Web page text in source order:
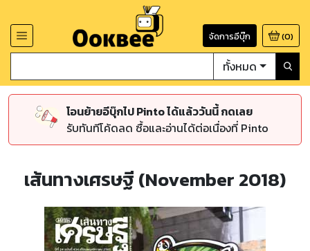
จัดการอีบุ๊ก (0)
ทั้งหมด
โอนย้ายอีบุ๊กไป Pinto ได้แล้ววันนี้ กดเลย
รับทันทีโค้ดลด ซื้อและอ่านได้ต่อเนื่องที่ Pinto
เส้นทางเศรษฐี (November 2018)